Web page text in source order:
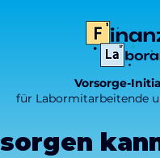
Vorsorge-
für Labormitarbeitende